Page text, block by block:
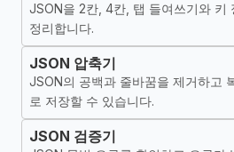
JSON을 2칸, 4칸, 탭 들여쓰기와 키
정리합니다.
JSON 압축기
JSON의 공백과 줄바꿈을 제거하고
로 저장할 수 있습니다.
JSON 검증기